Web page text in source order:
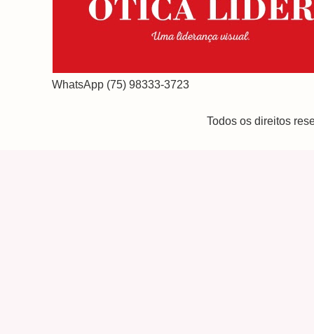
WhatsApp (75) 98333-3723
Todos os direitos